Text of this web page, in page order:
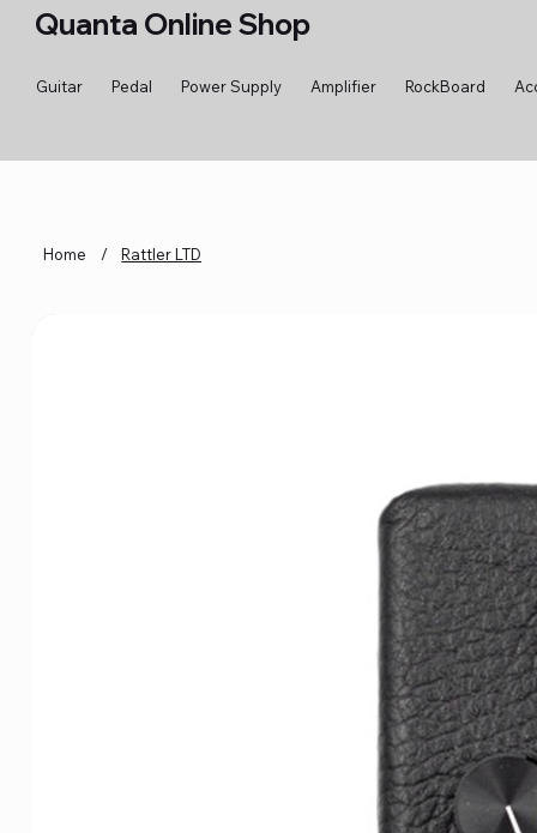
Quanta Online Shop
Guitar Pedal Power Supply Amplifier RockBoard
Home / Rattler LTD